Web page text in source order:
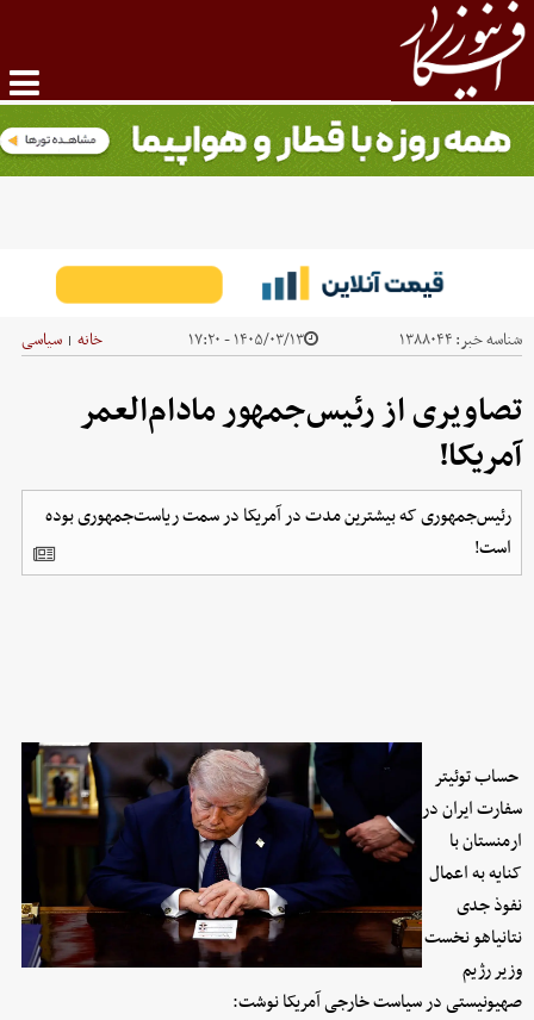
شناسه خبر:۱۳۸۸۰۴۴ ۱۴۰۵/۰۳/۱۳ - ۱۷:۲۰ خانه | سیاسی
تصاویری از رئیس‌جمهور مادام‌العمر
آمریکا!
رئیس‌جمهوری که بیشترین مدت در آمریکا در سمت ریاست‌جمهوری بوده
است!
حساب توئیتر
سفارت ایران در
ارمنستان با
کنایه به اعمال
نفوذ جدی
نتانیاهو نخست
وزیر رژیم
صهیونیستی در سیاست خارجی آمریکا نوشت: